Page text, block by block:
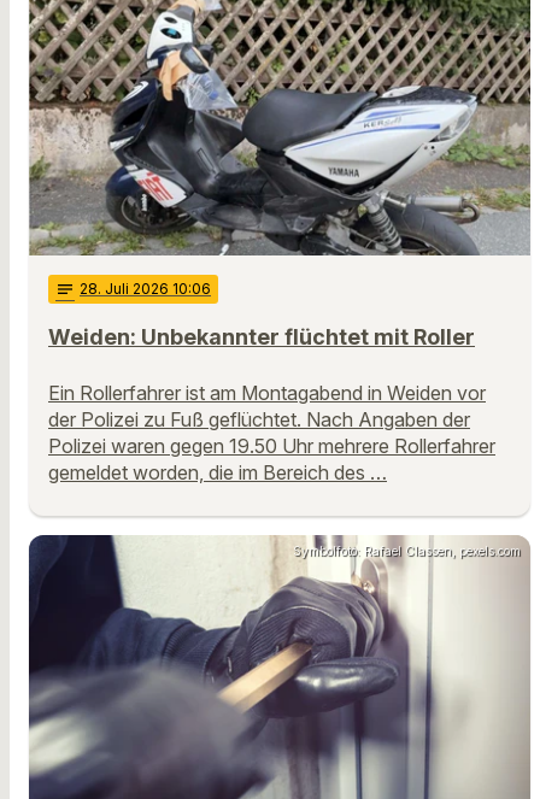
notes 28. Juli 2026 10:06
Weiden: Unbekannter flüchtet mit Roller
Ein Rollerfahrer ist am Montagabend in Weiden vor
der Polizei zu Fuß geflüchtet. Nach Angaben der
Polizei waren gegen 19.50 Uhr mehrere Rollerfahrer
gemeldet worden, die im Bereich des …
Symbolfoto: Rafael Classen, pexels.com